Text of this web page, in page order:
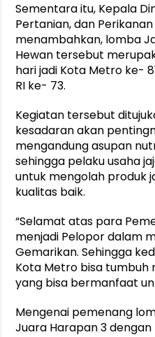
Sementara itu, Kepala
Pertanian, dan
menambahkan, lomba
Hewan tersebut
hari jadi Kota Metro ke-
RI ke- 73.
Kegiatan tersebut
kesadaran akan
mengandung asupan
sehingga pelaku usaha
untuk mengolah produk
kualitas baik.
“Selamat atas para
menjadi Pelopor dalam
Gemarikan. Sehingga
Kota Metro bisa tumbuh
yang bisa bermanfaat
Mengenai pemenang
Juara Harapan 3 dengan